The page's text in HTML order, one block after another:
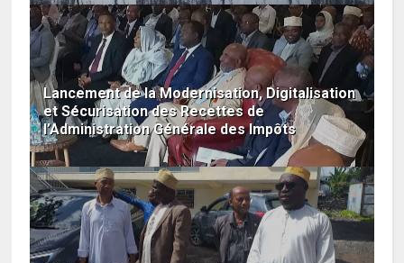
Lancement de la Modernisation, Digitalisation
et Sécurisation des Recettes de
l’Administration Générale des Impôts